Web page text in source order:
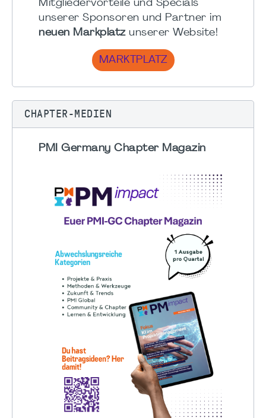
Mitgliedervorteile und Specials
unserer Sponsoren und Partner im
neuen Markplatzunserer Website!
MARKTPLATZ
CHAPTER-MEDIEN
PMI Germany Chapter Magazin